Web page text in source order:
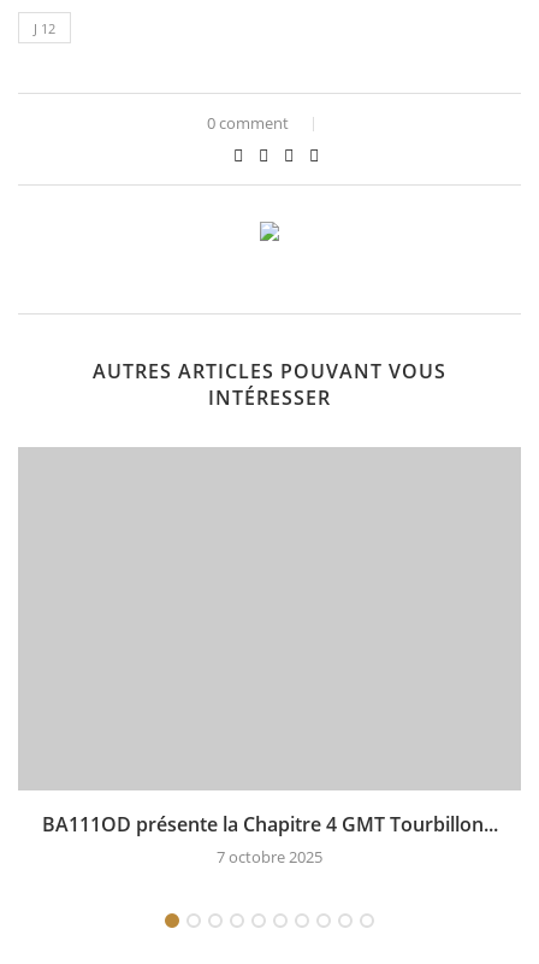
J 12
0 comment
AUTRES ARTICLES POUVANT VOUS
INTÉRESSER
BA111OD présente la Chapitre 4 GMT Tourbillon...
7 octobre 2025